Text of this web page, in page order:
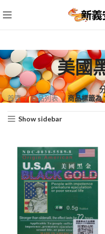
美國
首頁 商品列表 商品標籤為
Show sidebar